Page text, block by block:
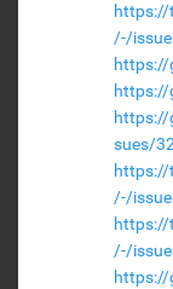
https://
/-/
sues/
https://
/-/
https://
/-/